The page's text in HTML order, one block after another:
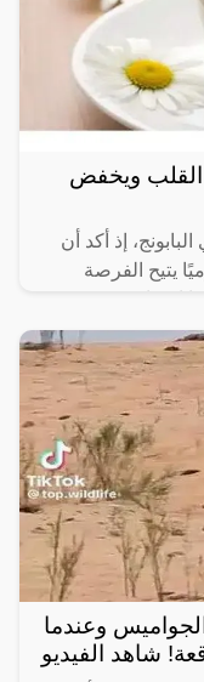
ويخفض
إذ أكد أن
يتيح الفرصة
وعندما
شاهد الفيديو